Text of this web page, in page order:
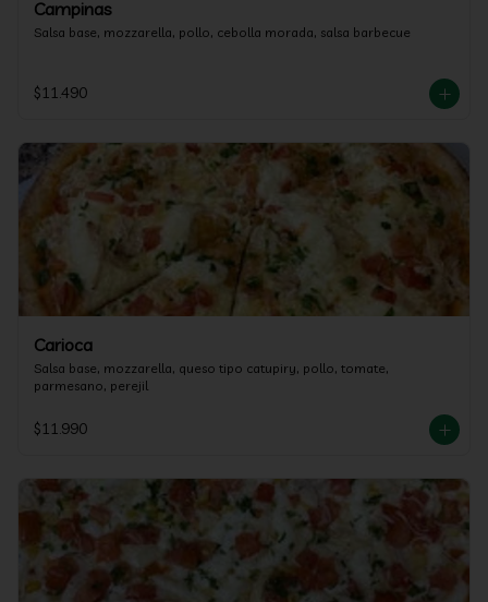
Campinas
Salsa base, mozzarella, pollo, cebolla morada, salsa barbecue
$11.490
Carioca
Salsa base, mozzarella, queso tipo catupiry, pollo, tomate,
parmesano, perejil
$11.990